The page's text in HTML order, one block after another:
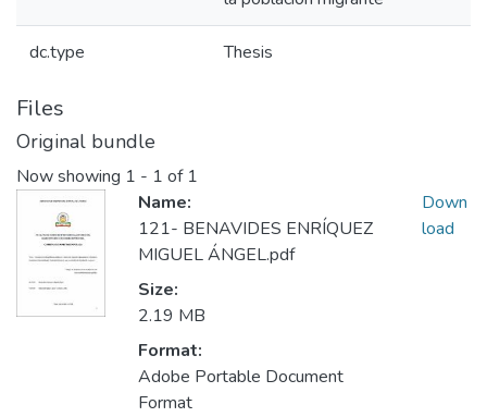
dc.type Thesis
Files
Original bundle
Now showing 1 - 1 of 1
Name:
121- BENAVIDES ENRÍQUEZ
MIGUEL ÁNGEL.pdf
Size:
2.19 MB
Format:
Adobe Portable Document
Format
Down
load